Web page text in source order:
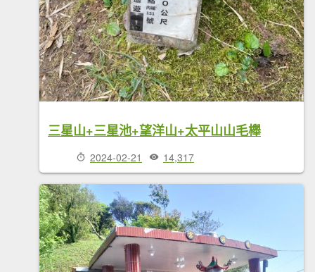
三星山+三星池+望洋山+太平山山毛櫸
2024-02-21 14,317